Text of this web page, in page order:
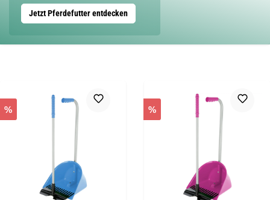
Jetzt Pferdefutter entdecken
% %